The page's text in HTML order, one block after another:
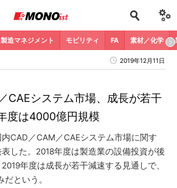
製造マネジメント モビリティ FA 素材／化学
2019年12月11日
CAEシステム市場、成長が若干
度は4000億円規模
CAD／CAM／CAEシステム市場に関す
した。2018年度は製造業の設備投資が後
年度は成長が若干減速する見通しで、
という。